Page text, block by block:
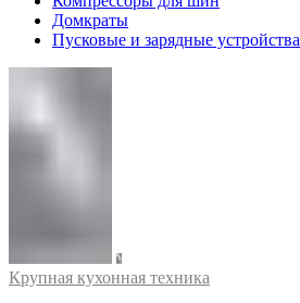
Домкраты
Пусковые и зарядные устройства
Крупная кухонная техника